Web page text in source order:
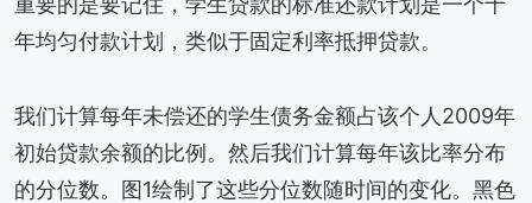
年均匀付款计划，类似于固定利率抵押贷款。
我们计算每年未偿还的学生债务金额占该个人2009年
初始贷款余额的比例。然后我们计算每年该比率分布
的分位数。图1绘制了这些分位数随时间的变化。黑色